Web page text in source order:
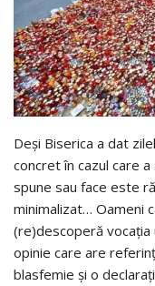
Deşi Biserica a dat
concret în cazul care
spune sau face este
minimalizat… Oameni
(re)descoperă vocaţia
opinie care are
blasfemie şi o